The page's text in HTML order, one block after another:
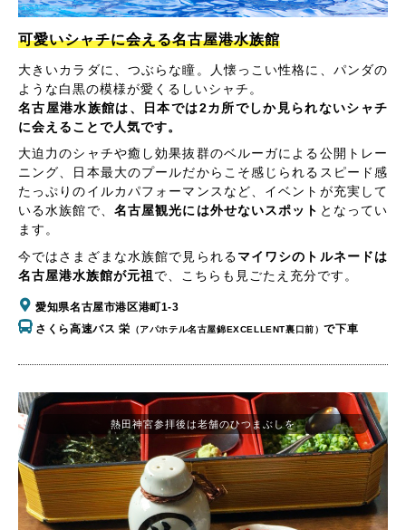
可愛いシャチに会える名古屋港水族館
大きいカラダに、つぶらな瞳。人懐っこい性格に、パンダの
ような白黒の模様が愛くるしいシャチ。
名古屋港水族館は、日本では2カ所でしか見られないシャチ
に会えることで人気です。
大迫力のシャチや癒し効果抜群のベルーガによる公開トレー
ニング、日本最大のプールだからこそ感じられるスピード感
たっぷりのイルカパフォーマンスなど、イベントが充実して
いる水族館で、 名古屋観光には外せないスポット となってい
ます。
今ではさまざまな水族館で見られるマイワシのトルネードは
名古屋港水族館が元祖 で、こちらも見ごたえ充分です。
愛知県名古屋市港区港町1-3
さくら高速バス 栄 （アパホテル名古屋錦EXCELLENT裏口前）で下車
熱田神宮参拝後は老舗のひつまぶしを